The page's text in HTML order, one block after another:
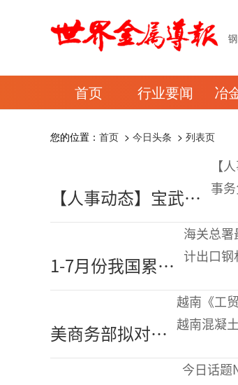
首页 行业要闻 冶
您的位置： 首页 > 今日头条 > 列表页
【人事动态】宝武背
景周新平履新，出任
山钢集团董事、债券
信息披露事务负责人
【
事
省
1-7月份我国累计
出口钢材6499.5
4.4%
海关总署
计出口钢
​美商务部拟对越
混凝土钢筋产品
越南《工
越南混凝
将面临
今日话题